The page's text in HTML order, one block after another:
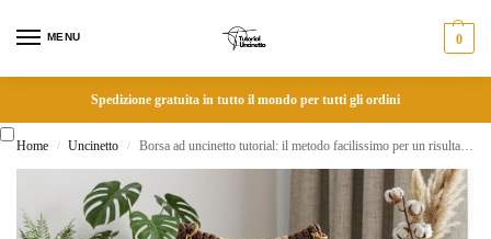
MENU 0
Spedizione gratuita in tutto il mondo per tutti gli ordini
Home / Uncinetto / Borsa ad uncinetto tutorial: il metodo facilissimo per un risultato di lusso